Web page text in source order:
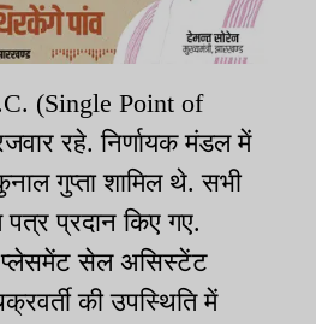
(Single Point of
रहे. निर्णायक मंडल में
गुप्ता शामिल थे. सभी
पत्र प्रदान किए गए.
प्लेसमेंट सेल असिस्टेंट
की उपस्थिति में